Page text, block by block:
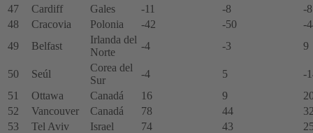
47
Cardiff Gales -11 -8
-8
48
Cracovia Polonia -42 -50
-
49
Belfast
Irlanda del
Norte
-4 -3 9
50 Seúl
Corea del
Sur
-4 5
-
51
Ottawa Canadá 16 9
52
Vancouver Canadá 78 44
53
Tel Aviv Israel 74 43